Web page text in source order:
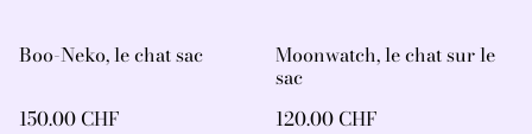
Boo-Neko, le chat sac
150.00 CHF
Moonwatch, le chat sur le
sac
120.00 CHF